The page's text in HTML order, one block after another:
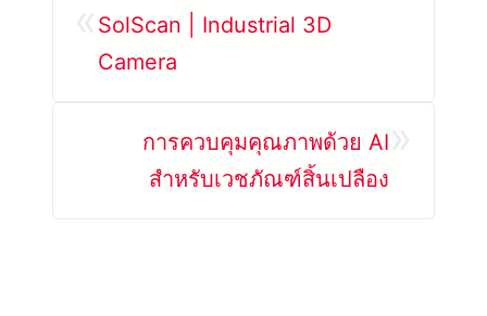
SolScan | Industrial 3D
Camera
การควบคุมคุณภาพด้วย AI
สำหรับเวชภัณฑ์สิ้นเปลือง